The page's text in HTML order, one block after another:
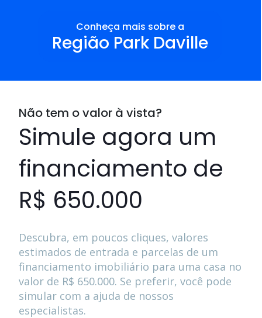
Conheça mais sobre a
Região Park Daville
Não tem o valor à vista?
Simule agora um
financiamento de
R$ 650.000
Descubra, em poucos cliques, valores
estimados de entrada e parcelas de um
financiamento imobiliário para uma casa no
valor de R$ 650.000. Se preferir, você pode
simular com a ajuda de nossos
especialistas.